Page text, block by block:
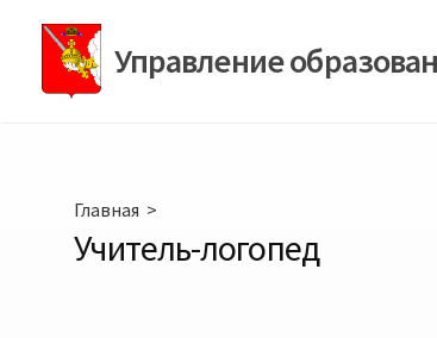
содержимомуУправление
Главная >
Учитель-логопед